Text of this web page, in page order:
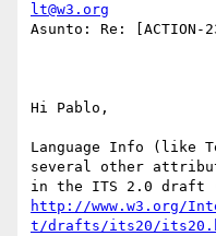
lt@w3.org
Asunto: Re:
Hi Pablo,
Language Info (like
several other
http://www.w3.org/
t/drafts/its20/